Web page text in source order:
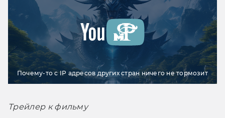
Почему-то с IP адресов других стран ничего не тормозит
Трейлер к фильму